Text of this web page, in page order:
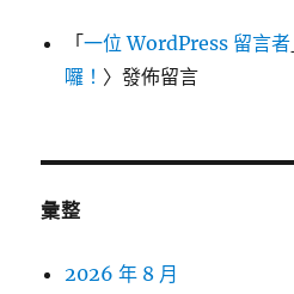
「一位 WordPress 留言者
囉！ 〉發佈留言
彙整
2026 年 8 月